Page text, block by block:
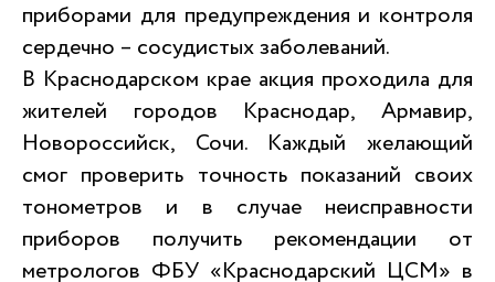
приборами для предупреждения и контроля
сердечно – сосудистых заболеваний.
В Краснодарском крае акция проходила для
жителей городов Краснодар, Армавир,
Новороссийск, Сочи. Каждый желающий
смог проверить точность показаний своих
тонометров и в случае неисправности
приборов получить рекомендации от
метрологов ФБУ «Краснодарский ЦСМ» в